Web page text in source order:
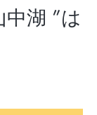
湖 ”は